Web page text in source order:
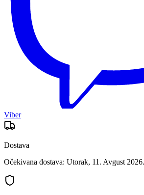
Viber
Dostava
Očekivana dostava: Utorak, 11. Avgust 2026.